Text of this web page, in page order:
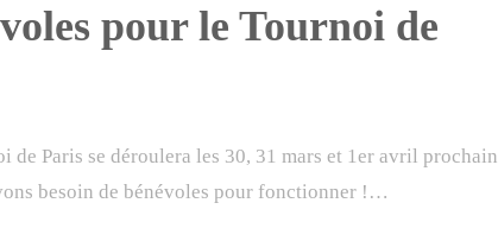
pour le Tournoi de
Paris se déroulera les 30, 31 mars et 1er avril prochain
besoin de bénévoles pour fonctionner !…